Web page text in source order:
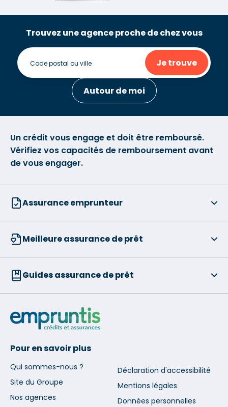
Trouvez une agence proche de chez vous
Je trouve
Autour de moi
Un crédit vous engage et doit être remboursé.
Vérifiez vos capacités de remboursement avant
de vous engager.
Assurance emprunteur
Meilleure assurance de prêt
Guides assurance de prêt
Pour en savoir plus
Qui sommes-nous ?
Site du Groupe
Nos agences
Déclaration d'accessibilité
Mentions légales
Données personnelles